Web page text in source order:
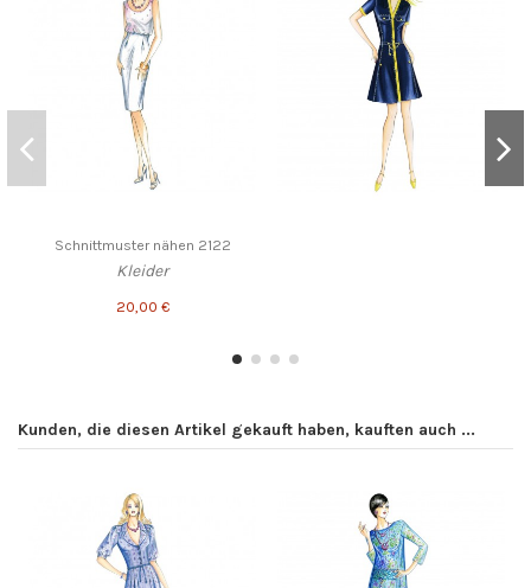
Schnittmuster nähen 2122
Kleider
20,00 €
Kunden, die diesen Artikel gekauft haben, kauften auch ...